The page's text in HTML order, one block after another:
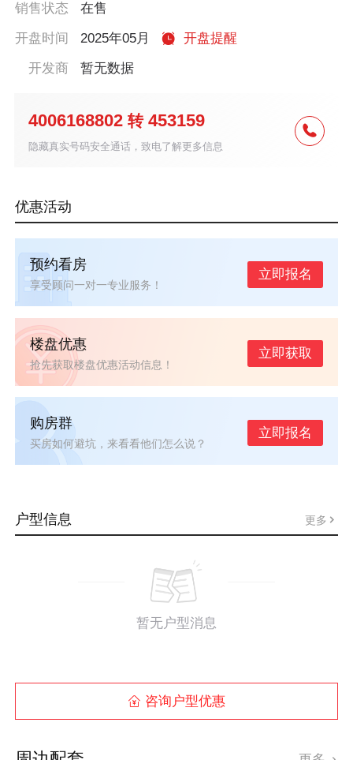
销售状态
在售
开盘时间
2025年05月
开盘提醒
开发商
暂无数据
4006168802 转 453159
隐藏真实号码安全通话，致电了解更多信息
优惠活动
预约看房
享受顾问一对一专业服务！
立即报名
楼盘优惠
抢先获取楼盘优惠活动信息！
立即获取
购房群
买房如何避坑，来看看他们怎么说？
立即报名
户型信息 更多
暂无户型消息
 咨询户型优惠